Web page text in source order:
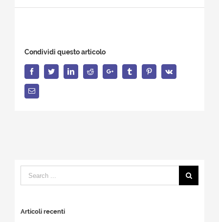
Condividi questo articolo
FacebookTwitterLinkedInReddit Google+ Tumblr PinterestVk
Email
Search
for:
Articoli recenti